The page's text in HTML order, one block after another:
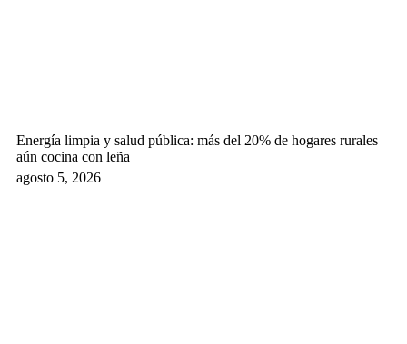
Energía limpia y salud pública: más del 20% de hogares rurales
aún cocina con leña
agosto 5, 2026